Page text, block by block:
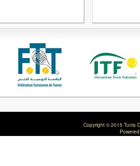
Copyright © 2015 Tunis